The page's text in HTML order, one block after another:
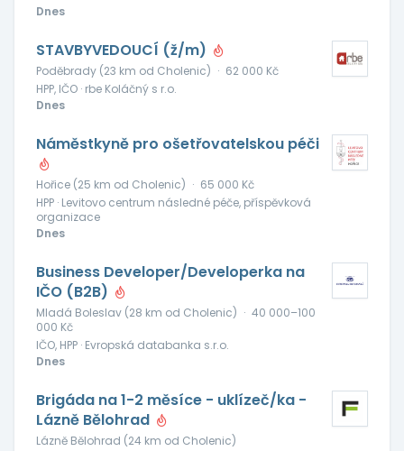
Dnes
STAVBYVEDOUCÍ (ž/m)
Poděbrady (23 km od Cholenic) · 62 000 Kč
HPP, IČO · rbe Koláčný s r.o.
Dnes
Náměstkyně pro ošetřovatelskou péči
Hořice (25 km od Cholenic) · 65 000 Kč
HPP · Levitovo centrum následné péče, příspěvková
organizace
Dnes
Business Developer/Developerka na
IČO (B2B)
Mladá Boleslav (28 km od Cholenic) · 40 000–100
000 Kč
IČO, HPP · Evropská databanka s.r.o.
Dnes
Brigáda na 1-2 měsíce - uklízeč/ka -
Lázně Bělohrad
Lázně Bělohrad (24 km od Cholenic)